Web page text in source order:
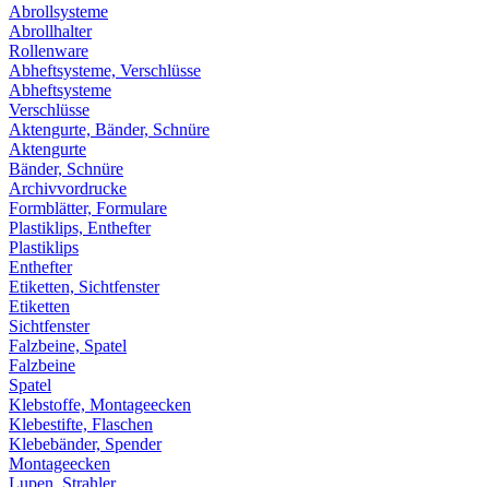
Abrollsysteme
Abrollhalter
Rollenware
Abheftsysteme, Verschlüsse
Abheftsysteme
Verschlüsse
Aktengurte, Bänder, Schnüre
Aktengurte
Bänder, Schnüre
Archivvordrucke
Formblätter, Formulare
Plastiklips, Enthefter
Plastiklips
Enthefter
Etiketten, Sichtfenster
Etiketten
Sichtfenster
Falzbeine, Spatel
Falzbeine
Spatel
Klebstoffe, Montageecken
Klebestifte, Flaschen
Klebebänder, Spender
Montageecken
Lupen, Strahler